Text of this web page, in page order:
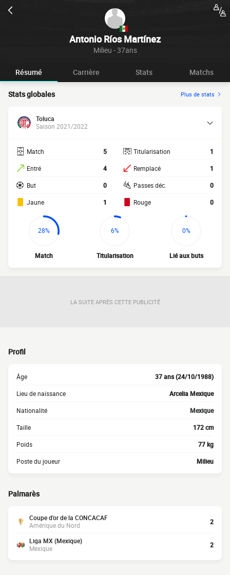
Antonio Ríos Martínez
Milieu - 37ans
Résumé Carrière Stats Matchs
Stats globales Plus de stats
Toluca
Saison 2021/2022
Match 5
Entré 4
But 0
Jaune 1
Titularisation 1
Remplacé 1
Passes déc. 0
Rouge 0
28%
Match
6%
Titularisation
0%
Lié aux buts
LA SUITE APRÈS CETTE PUBLICITÉ
Profil
Âge 37 ans (24/10/1988)
Lieu de naissance Arcelia Mexique
Nationalité Mexique
Taille 172 cm
Poids 77 kg
Poste du joueur Milieu
Palmarès
Coupe d'or de la CONCACAF
Amérique du Nord
2
Liga MX (Mexique)
Mexique
2